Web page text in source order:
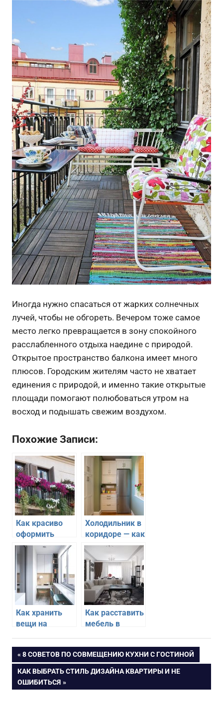
Иногда нужно спасаться от жарких солнечных
лучей, чтобы не обгореть. Вечером тоже самое
место легко превращается в зону спокойного
расслабленного отдыха наедине с природой.
Открытое пространство балкона имеет много
плюсов. Городским жителям часто не хватает
единения с природой, и именно такие открытые
площади помогают полюбоваться утром на
восход и подышать свежим воздухом.
Похожие Записи:
Как красиво
оформить
открытый
балкон
Холодильник в
коридоре — как
расположить
удобно и
красиво
Как хранить
вещи на
удобно и
красиво
Как расставить
мебель в
было удобно и
красиво
Навигация
по
ПРЕДЫДУЩАЯ
ЗАПИСЬ:
8 СОВЕТОВ ПО СОВМЕЩЕНИЮ КУХНИ С ГОСТИНОЙ
СЛЕДУЮЩАЯ
ЗАПИСЬ:
КАК ВЫБРАТЬ СТИЛЬ ДИЗАЙНА КВАРТИРЫ И НЕ
ОШИБИТЬСЯ